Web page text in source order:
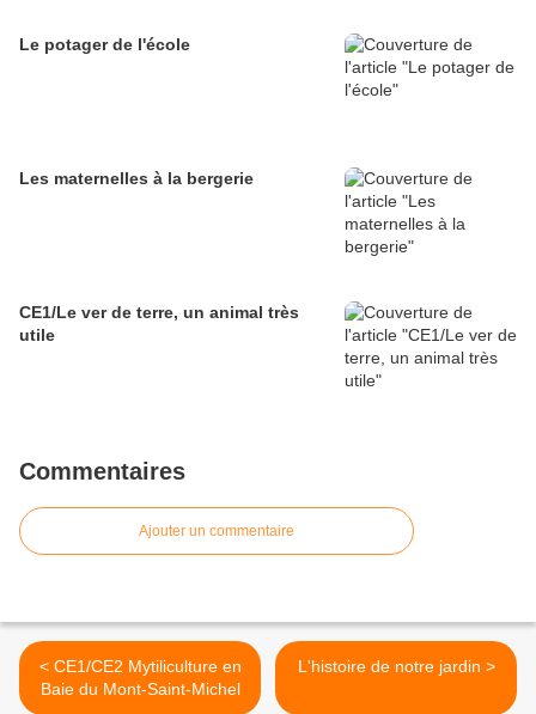
Le potager de l'école
Les maternelles à la bergerie
CE1/Le ver de terre, un animal très
utile
Commentaires
Ajouter un commentaire
< CE1/CE2 Mytiliculture en
Baie du Mont-Saint-Michel
L'histoire de notre jardin >